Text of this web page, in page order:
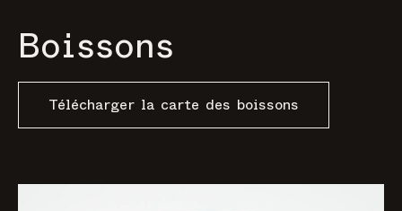
Boissons
Télécharger la carte des boissons